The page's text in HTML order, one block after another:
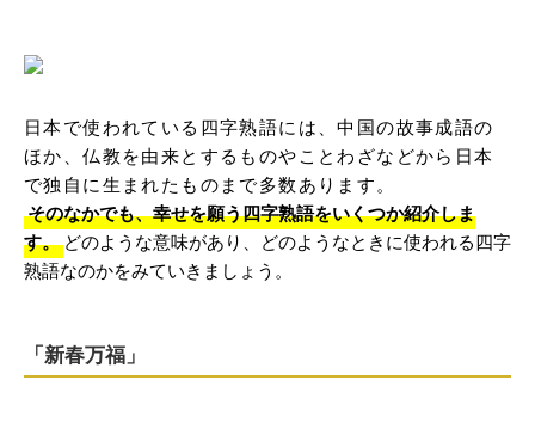
日本で使われている四字熟語には、中国の故事成語の
ほか、仏教を由来とするものやことわざなどから日本
で独自に生まれたものまで多数あります。
そのなかでも、幸せを願う四字熟語をいくつか紹介しま
す。 どのような意味があり、どのようなときに使われる四字
熟語なのかをみていきましょう。
「新春万福」